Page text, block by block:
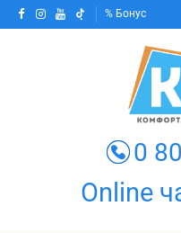
Бонус
0
Online